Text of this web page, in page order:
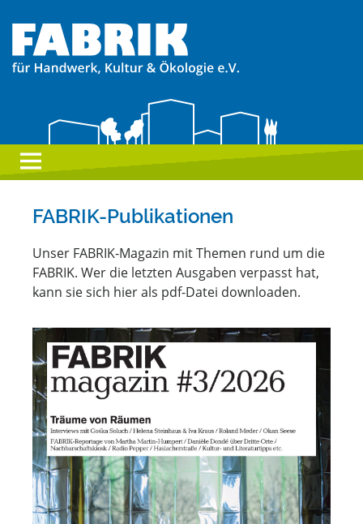
FABRIK-Publikationen
Unser FABRIK-Magazin mit Themen rund um die
FABRIK. Wer die letzten Ausgaben verpasst hat,
kann sie sich hier als pdf-Datei downloaden.